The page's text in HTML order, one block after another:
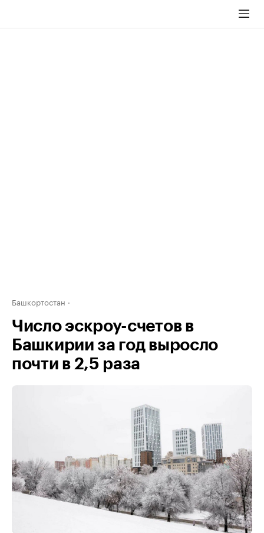
Башкортостан
Число эскроу-счетов в
Башкирии за год выросло
почти в 2,5 раза